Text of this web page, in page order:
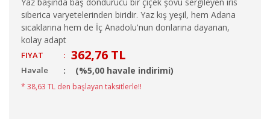
siberica varyetelerinden biridir. Yaz kış yeşil, hem Adana
sıcaklarına hem de İç Anadolu'nun donlarına dayanan,
kolay adapt
FIYAT : 362,76 TL
Havale (%5,00 havale indirimi)
* 38,63 TL den başlayan taksitlerle!!